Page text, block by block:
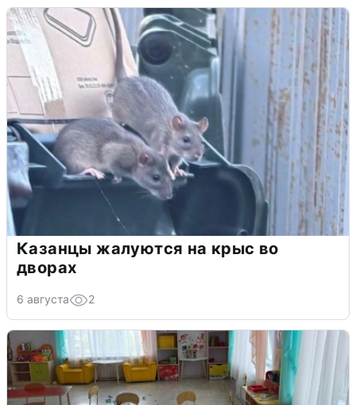
Казанцы жалуются на крыс во
дворах
6 августа 2